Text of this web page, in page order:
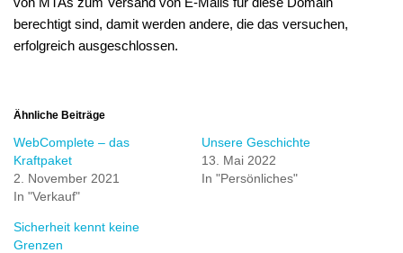
berechtigt sind, damit werden andere, die das versuchen,
erfolgreich ausgeschlossen.
Ähnliche Beiträge
WebComplete – das
Kraftpaket
2. November 2021
In "Verkauf"
Unsere Geschichte
13. Mai 2022
In "Persönliches"
Sicherheit kennt keine
Grenzen